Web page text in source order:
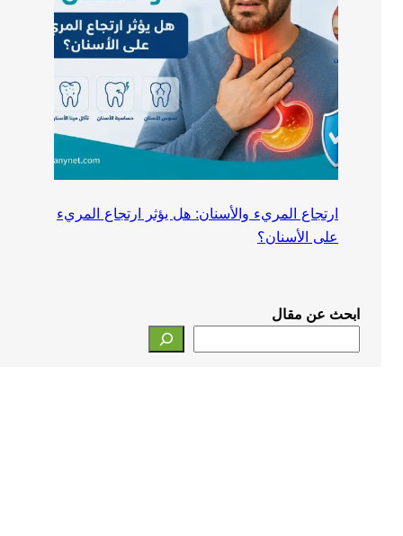
ارتجاع المريء والأسنان: هل يؤثر ارتجاع المريء
على الأسنان؟
ابحث عن مقال